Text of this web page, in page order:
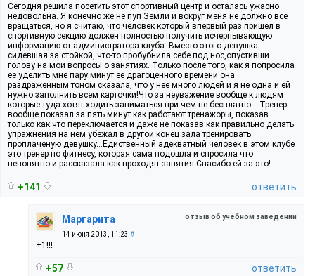
Сегодня решила посетить этот спортивный центр и осталась ужасно
недовольна. Я конечно же не пуп Земли и вокруг меня не должно все
вращаться, но я считаю, что человек который впервый раз пришел в
спортивную секцию должен полностью получить исчерпывающую
информацию от администратора клуба. Вместо этого девушка
сидевшая за стойкой, что-то пробубнила себе под нос,опустивши
голову на мои вопросы о занятиях. Только после того, как я попросила
ее уделить мне пару минут ее драгоценного времени она
раздраженным тоном сказала, что у нее много людей и я не одна и ей
нужно заполнить всем карточки!Что за неуважение вообще к людям
которые туда хотят ходить заниматься при чем не бесплатно... Тренер
вообще показал за пять минут как работают тренажоры, показав
только как что переключается и даже не показав как правильно делать
упражнения на нем убежал в другой конец зала тренировать
проплаченую девушку...Едиственный адекватный человек в этом клубе
это тренер по фитнесу, которая сама подошла и спросила что
непонятно и рассказала как проходят занятия.Спасибо ей за это!
+141 ответить
отзыв об учебном заведении
Маргарита
14 июня 2013, 11:23 #
+1!!!
+57 ответить